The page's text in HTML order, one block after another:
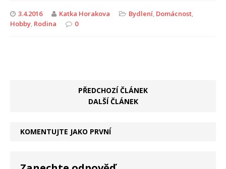
3.4.2016 Katka Horakova Bydlení, Domácnost,
Hobby, Rodina 0
PŘEDCHOZÍ ČLÁNEK
DALŠÍ ČLÁNEK
KOMENTUJTE JAKO PRVNÍ